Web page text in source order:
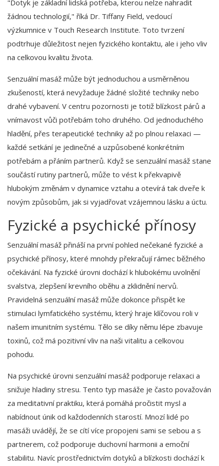
"Dotyk je základní lidská potřeba, kterou nelze nahradit
žádnou technologií," říká Dr. Tiffany Field, vedoucí
výzkumnice v Touch Research Institute. Toto tvrzení
podtrhuje důležitost nejen fyzického kontaktu, ale i jeho vliv
na celkovou kvalitu života.
Senzuální masáž může být jednoduchou a usměrněnou
zkušeností, která nevyžaduje žádné složité techniky nebo
drahé vybavení. V centru pozornosti je totiž blízkost párů a
vnímavost vůči potřebám toho druhého. Od jednoduchého
hladění, přes terapeutické techniky až po plnou relaxaci —
každé setkání je jedinečné a uzpůsobené konkrétním
potřebám a přáním partnerů. Když se senzuální masáž stane
součástí rutiny partnerů, může to vést k překvapivě
hlubokým změnám v dynamice vztahu a otevírá tak dveře k
novým způsobům, jak si vyjadřovat vzájemnou lásku a úctu.
Fyzické a psychické přínosy
Senzuální masáž přináší na první pohled nečekané fyzické a
psychické přínosy, které mnohdy překračují rámec běžného
očekávání. Na fyzické úrovni dochází k hlubokému uvolnění
svalstva, zlepšení krevního oběhu a zklidnění nervů.
Pravidelná senzuální masáž může dokonce přispět ke
stimulaci lymfatického systému, který hraje klíčovou roli v
našem imunitním systému. Tělo se díky němu lépe zbavuje
toxinů, což má pozitivní vliv na naši vitalitu a celkovou
pohodu.
Na psychické úrovni senzuální masáž podporuje relaxaci a
snižuje hladiny stresu. Tento typ masáže je často považován
za meditativní praktiku, která pomáhá pročistit mysl a
nabídnout únik od každodenních starostí. Mnozí lidé po
masáži uvádějí, že se cítí více propojeni sami se sebou a s
partnerem, což podporuje duchovní harmonii a emoční
stabilitu. Navíc prostřednictvím dotyků a blízkosti dochází k